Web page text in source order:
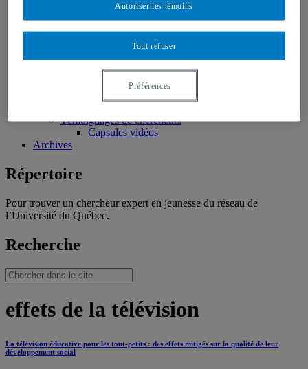
Articles informatifs
Références sur la vie des jeunes
Infos public cible
Textes de référence
Effets des médias sur les jeunes
Productions/interventions inspirantes
Témoignages de chercheurs
Capsules vidéos
Archives
Répertoire
Pour trouver un chercheur expert en jeunesse du réseau de
l’Université du Québec.
Recherche
effets de la télévision
La télévision éducative pour les tout-petits : des effets mitigés sur la qualité de leur
développement social
Tout refuser
Autoriser les témoins
Préférences